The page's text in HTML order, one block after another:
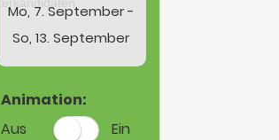
Mo, 7. September -
So, 13. September
Animation:
Aus
Ein